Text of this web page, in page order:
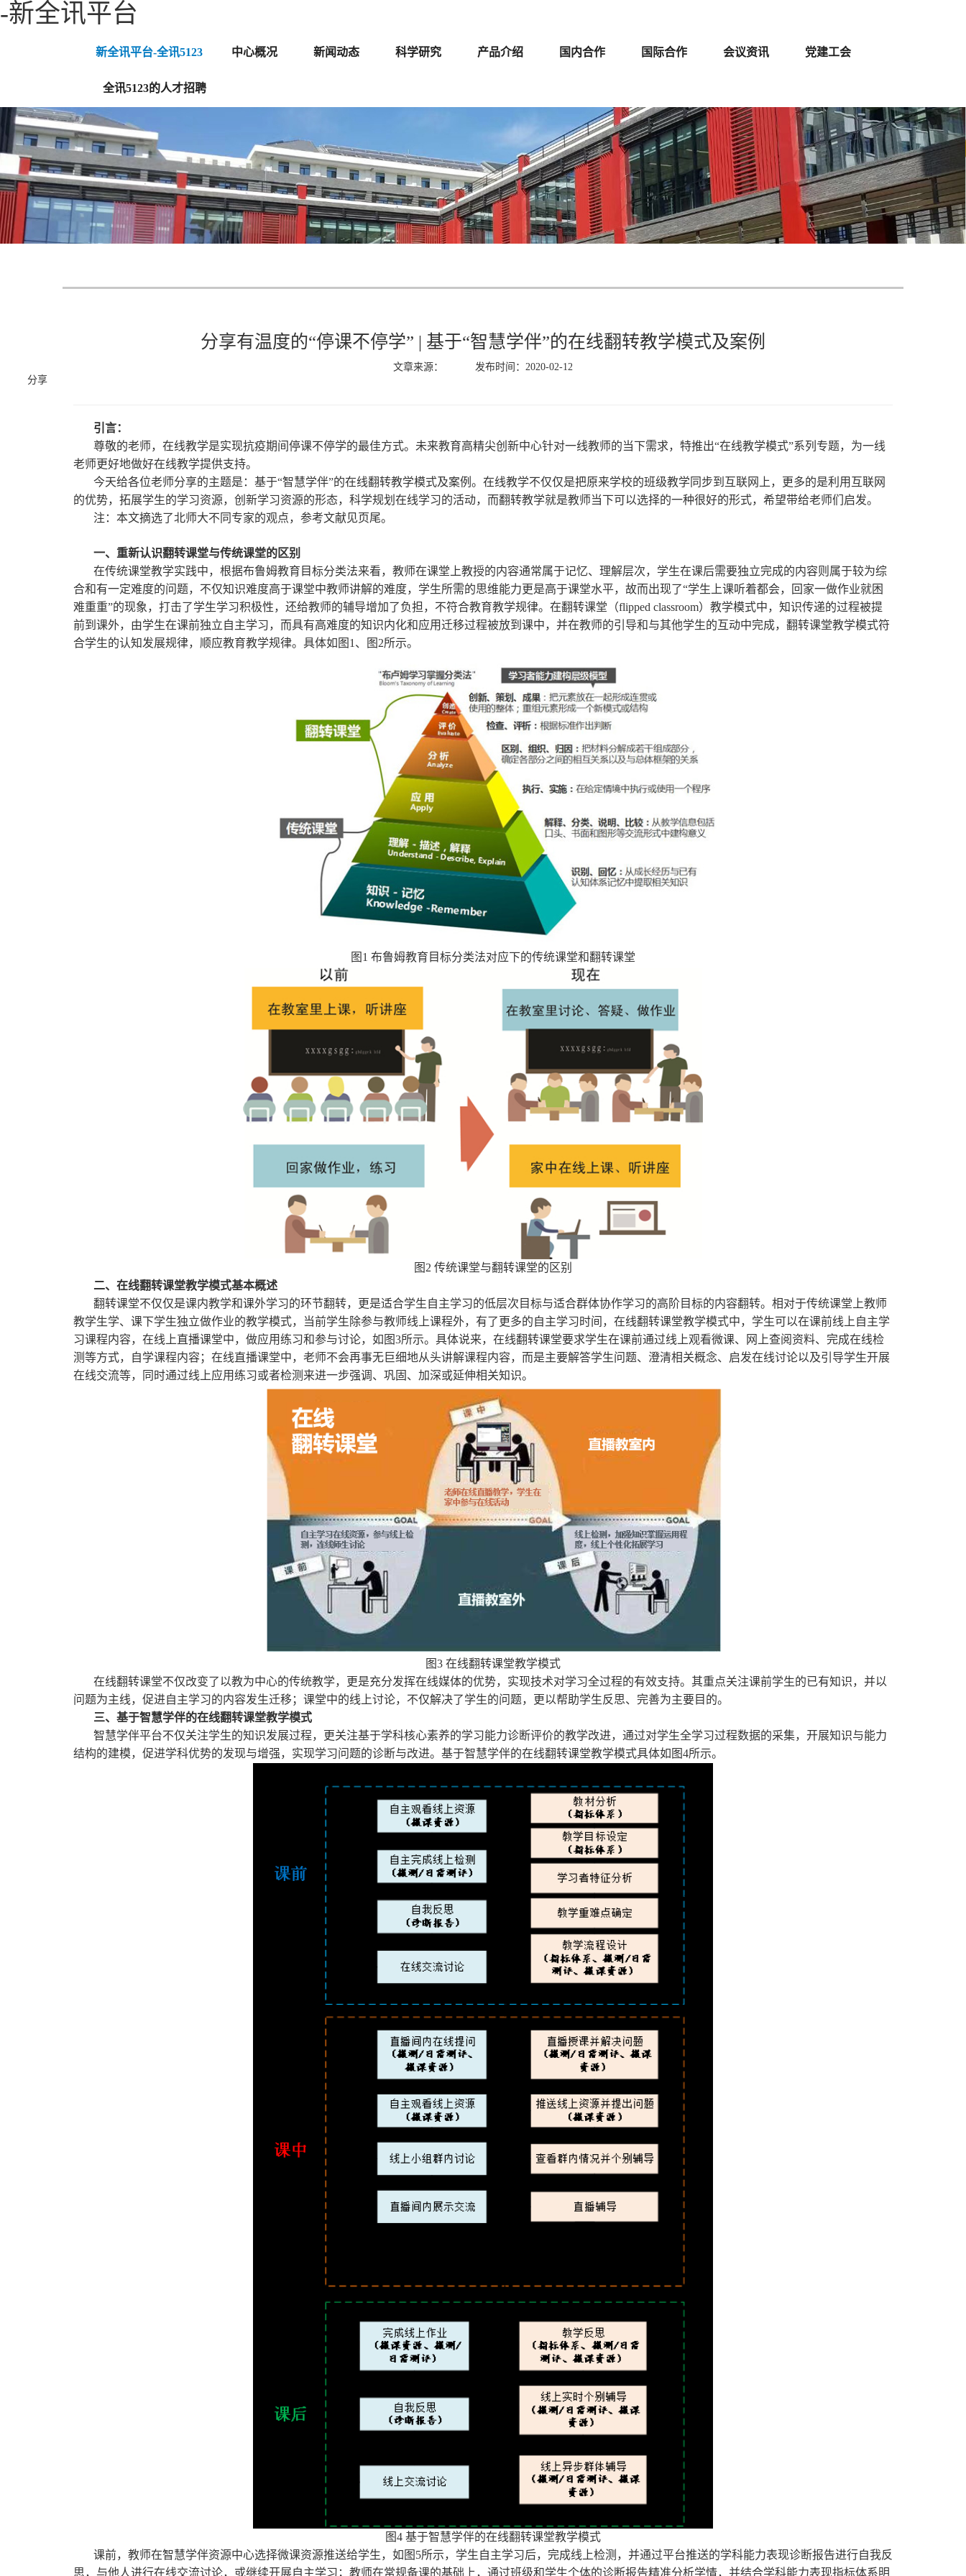
-新全讯平台
新全讯平台-全讯5123 中心概况 新闻动态 科学研究 产品介绍 国内合作 国际合作 会议资讯 党建工会
全讯5123的人才招聘
分享
分享有温度的“停课不停学” | 基于“智慧学伴”的在线翻转教学模式及案例
文章来源： 发布时间：2020-02-12
引言：
尊敬的老师，在线教学是实现抗疫期间停课不停学的最佳方式。未来教育高精尖创新中心针对一线教师的当下需求，特推出“在线教学模式”系列专题，为一线
老师更好地做好在线教学提供支持。
今天给各位老师分享的主题是：基于“智慧学伴”的在线翻转教学模式及案例。在线教学不仅仅是把原来学校的班级教学同步到互联网上，更多的是利用互联网
的优势，拓展学生的学习资源，创新学习资源的形态，科学规划在线学习的活动，而翻转教学就是教师当下可以选择的一种很好的形式，希望带给老师们启发。
注：本文摘选了北师大不同专家的观点，参考文献见页尾。
一、重新认识翻转课堂与传统课堂的区别
在传统课堂教学实践中，根据布鲁姆教育目标分类法来看，教师在课堂上教授的内容通常属于记忆、理解层次，学生在课后需要独立完成的内容则属于较为综
合和有一定难度的问题，不仅知识难度高于课堂中教师讲解的难度，学生所需的思维能力更是高于课堂水平，故而出现了“学生上课听着都会，回家一做作业就困
难重重”的现象，打击了学生学习积极性，还给教师的辅导增加了负担，不符合教育教学规律。在翻转课堂（flipped classroom）教学模式中，知识传递的过程被提
前到课外，由学生在课前独立自主学习，而具有高难度的知识内化和应用迁移过程被放到课中，并在教师的引导和与其他学生的互动中完成，翻转课堂教学模式符
合学生的认知发展规律，顺应教育教学规律。具体如图1、图2所示。
图1 布鲁姆教育目标分类法对应下的传统课堂和翻转课堂
图2 传统课堂与翻转课堂的区别
二、在线翻转课堂教学模式基本概述
翻转课堂不仅仅是课内教学和课外学习的环节翻转，更是适合学生自主学习的低层次目标与适合群体协作学习的高阶目标的内容翻转。相对于传统课堂上教师
教学生学、课下学生独立做作业的教学模式，当前学生除参与教师线上课程外，有了更多的自主学习时间，在线翻转课堂教学模式中，学生可以在课前线上自主学
习课程内容，在线上直播课堂中，做应用练习和参与讨论，如图3所示。具体说来，在线翻转课堂要求学生在课前通过线上观看微课、网上查阅资料、完成在线检
测等方式，自学课程内容；在线直播课堂中，老师不会再事无巨细地从头讲解课程内容，而是主要解答学生问题、澄清相关概念、启发在线讨论以及引导学生开展
在线交流等，同时通过线上应用练习或者检测来进一步强调、巩固、加深或延伸相关知识。
图3 在线翻转课堂教学模式
在线翻转课堂不仅改变了以教为中心的传统教学，更是充分发挥在线媒体的优势，实现技术对学习全过程的有效支持。其重点关注课前学生的已有知识，并以
问题为主线，促进自主学习的内容发生迁移；课堂中的线上讨论，不仅解决了学生的问题，更以帮助学生反思、完善为主要目的。
三、基于智慧学伴的在线翻转课堂教学模式
智慧学伴平台不仅关注学生的知识发展过程，更关注基于学科核心素养的学习能力诊断评价的教学改进，通过对学生全学习过程数据的采集，开展知识与能力
结构的建模，促进学科优势的发现与增强，实现学习问题的诊断与改进。基于智慧学伴的在线翻转课堂教学模式具体如图4所示。
图4 基于智慧学伴的在线翻转课堂教学模式
课前，教师在智慧学伴资源中心选择微课资源推送给学生，如图5所示，学生自主学习后，完成线上检测，并通过平台推送的学科能力表现诊断报告进行自我反
思，与他人进行在线交流讨论，或继续开展自主学习；教师在常规备课的基础上，通过班级和学生个体的诊断报告精准分析学情，并结合学科能力表现指标体系明